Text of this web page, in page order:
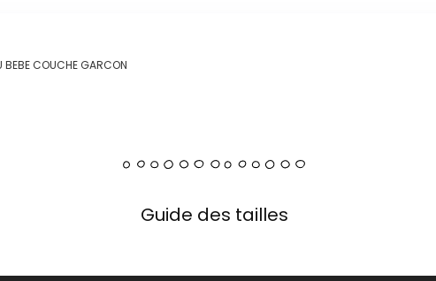
COUCHE GARCON
Guide des tailles